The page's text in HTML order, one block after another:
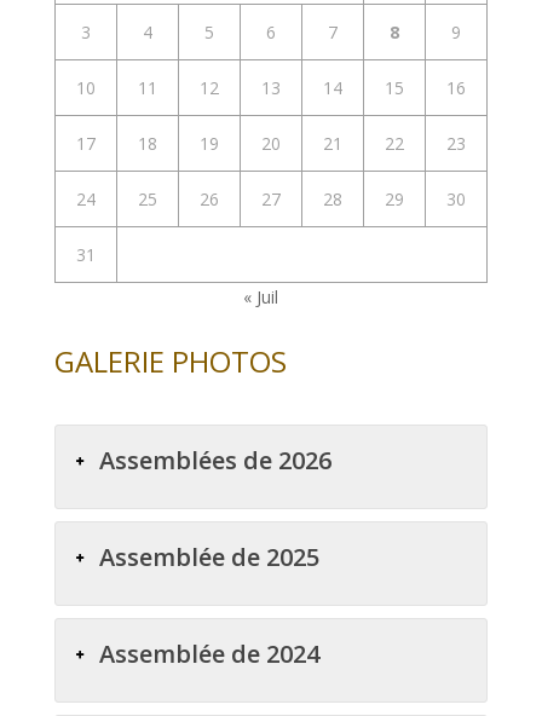
3 4 5 6 7 8 9
10 11 12 13 14 15 16
17 18 19 20 21 22 23
24 25 26 27 28 29 30
31
« Juil
GALERIE PHOTOS
Assemblées de 2026
Assemblée de 2025
Assemblée de 2024